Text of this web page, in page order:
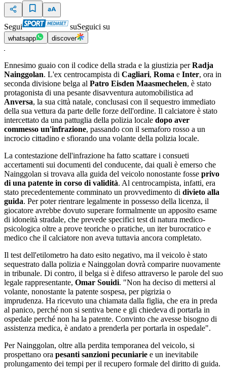
Segui suSeguici su
whatsapp discover
Ennesimo guaio con il codice della strada e la giustizia perRadja
Nainggolan. L'ex centrocampista di Cagliari, Roma e Inter, ora in
seconda divisione belga al Patro Eisden Maasmechelen, è stato
protagonista di una pesante disavventura automobilistica ad
Anversa, la sua città natale, conclusasi con il sequestro immediato
della sua vettura da parte delle forze dell'ordine. Il calciatore è stato
intercettato da una pattuglia della polizia locale dopo aver
commesso un'infrazione, passando con il semaforo rosso a un
incrocio cittadino e sfiorando una volante della polizia locale.
La contestazione dell'infrazione ha fatto scattare i consueti
accertamenti sui documenti del conducente, dai quali è emerso che
Nainggolan si trovava alla guida del veicolo nonostante fosse privo
di una patente in corso di validità. Al centrocampista, infatti, era
stato precedentemente comminato un provvedimento di divieto alla
guida. Per poter rientrare legalmente in possesso della licenza, il
giocatore avrebbe dovuto superare formalmente un apposito esame
di idoneità stradale, che prevede specifici test di natura medico-
psicologica oltre a prove teoriche o pratiche, un iter burocratico e
medico che il calciatore non aveva tuttavia ancora completato.
Il test dell'etilometro ha dato esito negativo, ma il veicolo è stato
sequestrato dalla polizia e Nainggolan dovrà comparire nuovamente
in tribunale. Di contro, il belga si è difeso attraverso le parole del suo
legale rappresentante, Omar Souidi. "Non ha deciso di mettersi al
volante, nonostante la patente sospesa, per pigrizia o
imprudenza. Ha ricevuto una chiamata dalla figlia, che era in preda
al panico, perché non si sentiva bene e gli chiedeva di portarla in
ospedale perché non ha la patente. Convinto che avesse bisogno di
assistenza medica, è andato a prenderla per portarla in ospedale".
Per Nainggolan, oltre alla perdita temporanea del veicolo, si
prospettano ora pesanti sanzioni pecuniarie e un inevitabile
prolungamento dei tempi per il recupero formale del diritto di guida.